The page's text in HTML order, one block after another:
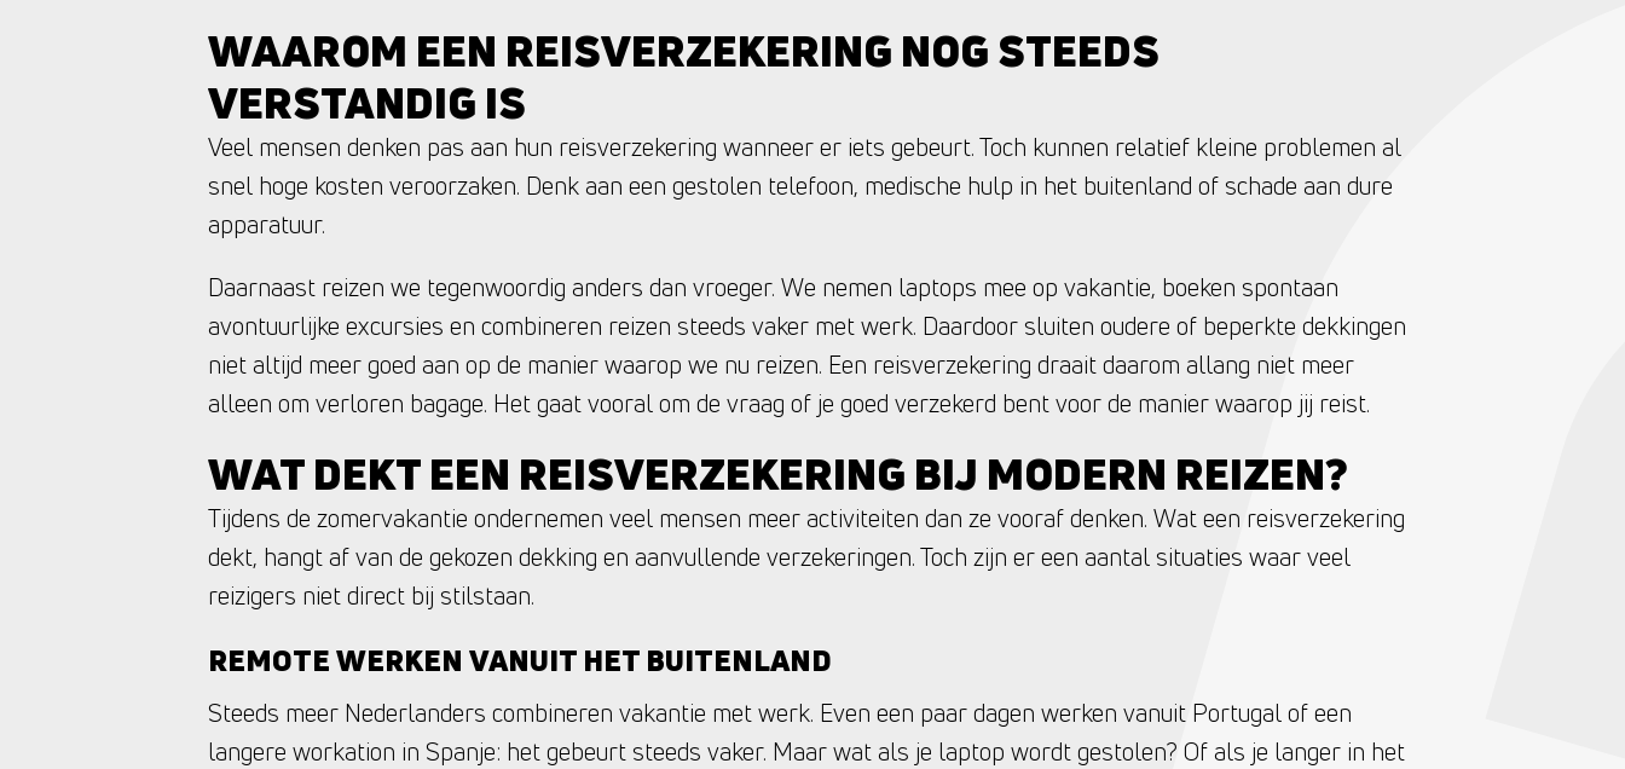
WAAROM EEN REISVERZEKERING NOG STEEDS
VERSTANDIG IS
Veel mensen denken pas aan hun reisverzekering wanneer er iets gebeurt. Toch kunnen relatief kleine problemen al
snel hoge kosten veroorzaken. Denk aan een gestolen telefoon, medische hulp in het buitenland of schade aan dure
apparatuur.
Daarnaast reizen we tegenwoordig anders dan vroeger. We nemen laptops mee op vakantie, boeken spontaan
avontuurlijke excursies en combineren reizen steeds vaker met werk. Daardoor sluiten oudere of beperkte dekkingen
niet altijd meer goed aan op de manier waarop we nu reizen. Een reisverzekering draait daarom allang niet meer
alleen om verloren bagage. Het gaat vooral om de vraag of je goed verzekerd bent voor de manier waarop jij reist.
WAT DEKT EEN REISVERZEKERING BIJ MODERN REIZEN?
Tijdens de zomervakantie ondernemen veel mensen meer activiteiten dan ze vooraf denken. Wat een reisverzekering
dekt, hangt af van de gekozen dekking en aanvullende verzekeringen. Toch zijn er een aantal situaties waar veel
reizigers niet direct bij stilstaan.
REMOTE WERKEN VANUIT HET BUITENLAND
Steeds meer Nederlanders combineren vakantie met werk. Even een paar dagen werken vanuit Portugal of een
langere workation in Spanje: het gebeurt steeds vaker. Maar wat als je laptop wordt gestolen? Of als je langer in het